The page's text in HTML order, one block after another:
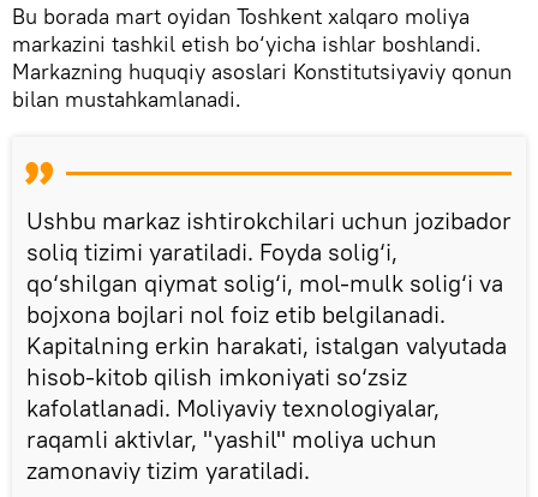
Bu borada mart oyidan Toshkent xalqaro moliya
markazini tashkil etish bo‘yicha ishlar boshlandi.
Markazning huquqiy asoslari Konstitutsiyaviy qonun
bilan mustahkamlanadi.
Ushbu markaz ishtirokchilari uchun jozibador
soliq tizimi yaratiladi. Foyda solig‘i,
qo‘shilgan qiymat solig‘i, mol-mulk solig‘i va
bojxona bojlari nol foiz etib belgilanadi.
Kapitalning erkin harakati, istalgan valyutada
hisob-kitob qilish imkoniyati so‘zsiz
kafolatlanadi. Moliyaviy texnologiyalar,
raqamli aktivlar, "yashil" moliya uchun
zamonaviy tizim yaratiladi.